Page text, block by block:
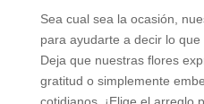
Sea cual sea la ocasión,
para ayudarte a decir lo que
Deja que nuestras flores
gratitud o simplemente